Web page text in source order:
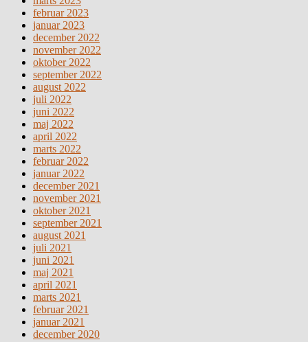
februar 2023
januar 2023
december 2022
november 2022
oktober 2022
september 2022
august 2022
juli 2022
juni 2022
maj 2022
april 2022
marts 2022
februar 2022
januar 2022
december 2021
november 2021
oktober 2021
september 2021
august 2021
juli 2021
juni 2021
maj 2021
april 2021
marts 2021
februar 2021
januar 2021
december 2020